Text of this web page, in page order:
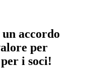
accordo
per
i soci!